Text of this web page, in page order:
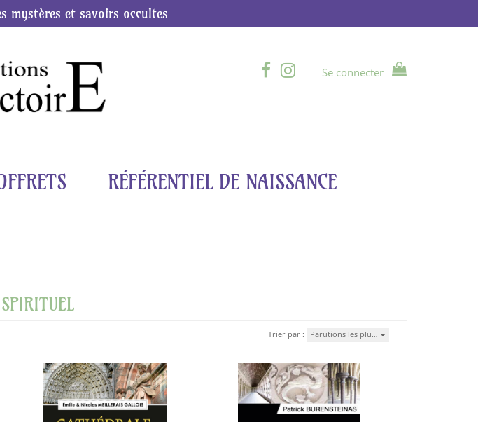
mystères et savoirs occultes
Se connecter
RÉFÉRENTIEL DE NAISSANCE
Trier par : Parutions les plu…